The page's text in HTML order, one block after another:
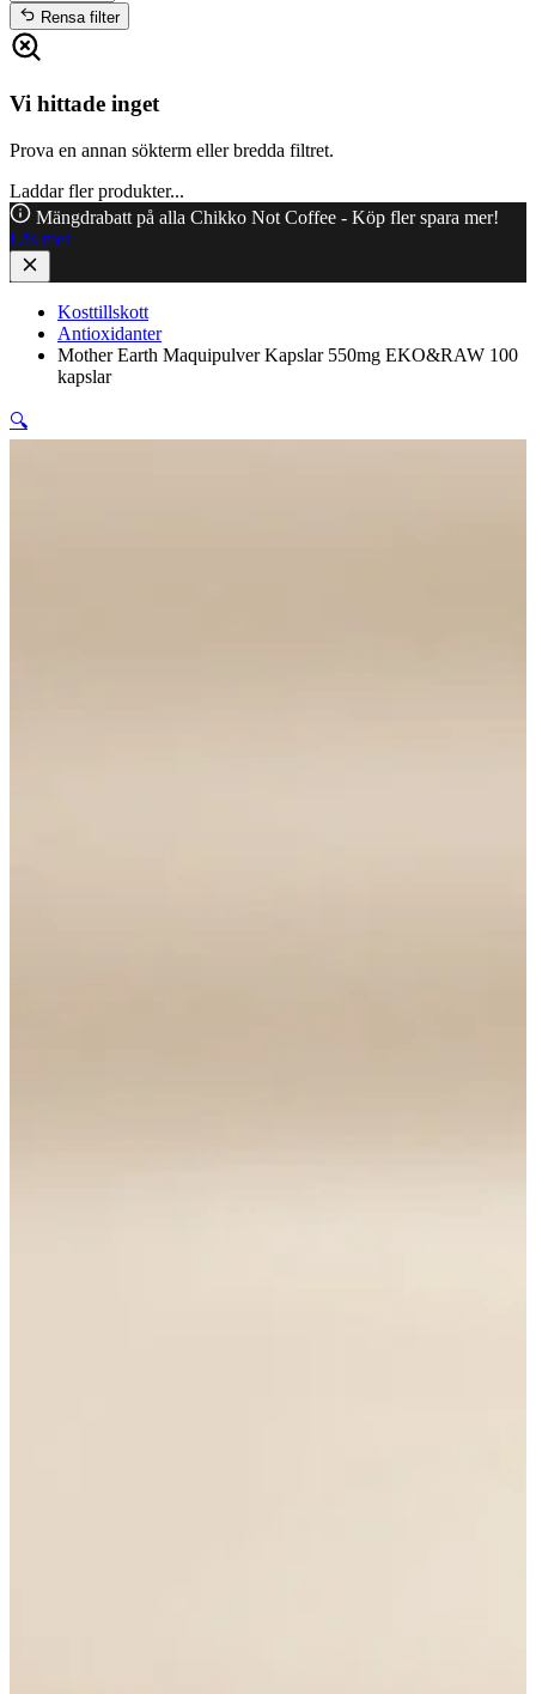
Rensa filter
Vi hittade inget
Prova en annan sökterm eller bredda filtret.
Laddar fler produkter...
Mängdrabatt på alla Chikko Not Coffee - Köp fler spara mer!
Läs mer
Kosttillskott
Antioxidanter
Mother Earth Maquipulver Kapslar 550mg EKO&RAW 100
kapslar
🔍